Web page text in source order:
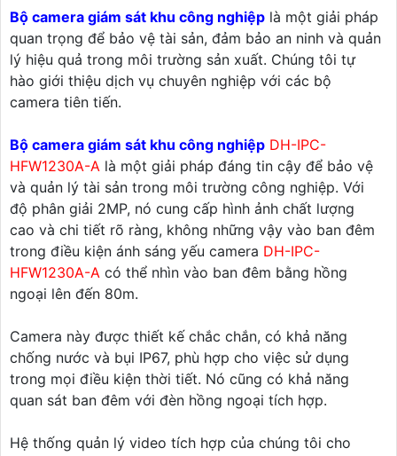
Bộ camera giám sát khu công nghiệp là một giải pháp
quan trọng để bảo vệ tài sản, đảm bảo an ninh và quản
lý hiệu quả trong môi trường sản xuất. Chúng tôi tự
hào giới thiệu dịch vụ chuyên nghiệp với các bộ
camera tiên tiến.
Bộ camera giám sát khu công nghiệp DH-IPC-
HFW1230A-A là một giải pháp đáng tin cậy để bảo vệ
và quản lý tài sản trong môi trường công nghiệp. Với
độ phân giải 2MP, nó cung cấp hình ảnh chất lượng
cao và chi tiết rõ ràng, không những vậy vào ban đêm
trong điều kiện ánh sáng yếu camera DH-IPC-
HFW1230A-A có thể nhìn vào ban đêm bằng hồng
ngoại lên đến 80m.
Camera này được thiết kế chắc chắn, có khả năng
chống nước và bụi IP67, phù hợp cho việc sử dụng
trong mọi điều kiện thời tiết. Nó cũng có khả năng
quan sát ban đêm với đèn hồng ngoại tích hợp.
Hệ thống quản lý video tích hợp của chúng tôi cho